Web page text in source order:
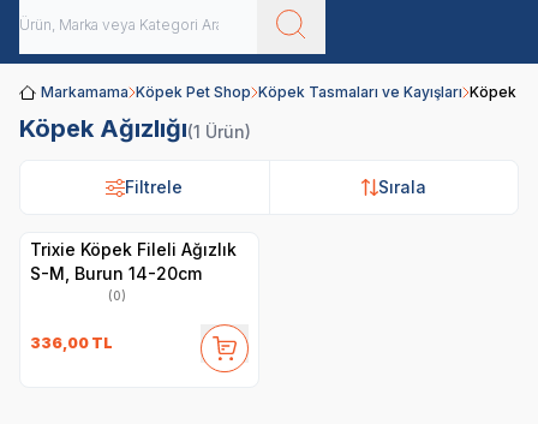
Markamama Köpek Pet Shop Köpek Tasmaları ve Kayışları Köpek
Köpek Ağızlığı(1 Ürün)
Filtrele Sırala
Filtrele Sırala
Trixie Köpek Fileli Ağızlık
S-M, Burun 14-20cm
(0)
336,00 TL